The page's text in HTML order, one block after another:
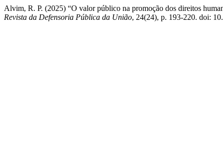
Alvim, R. P. (2025) “O valor público na promoção dos direitos
Revista da Defensoria Pública da União, 24(24), p. 193-220. doi: